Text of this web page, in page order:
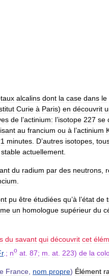
alcalins dont la case dans le
Curie à Paris) en découvrit
de l’actinium: l’isotope 227 se
au francium ou à l’actinium
minutes D’autres isotopes
stable actuellement
du radium par des neutrons
pu être étudiées qu’à l’état de
un homologue supérieur du
du savant qui découvrit cet
.; no at 87; m at 223) de la
France nom propre) Élément